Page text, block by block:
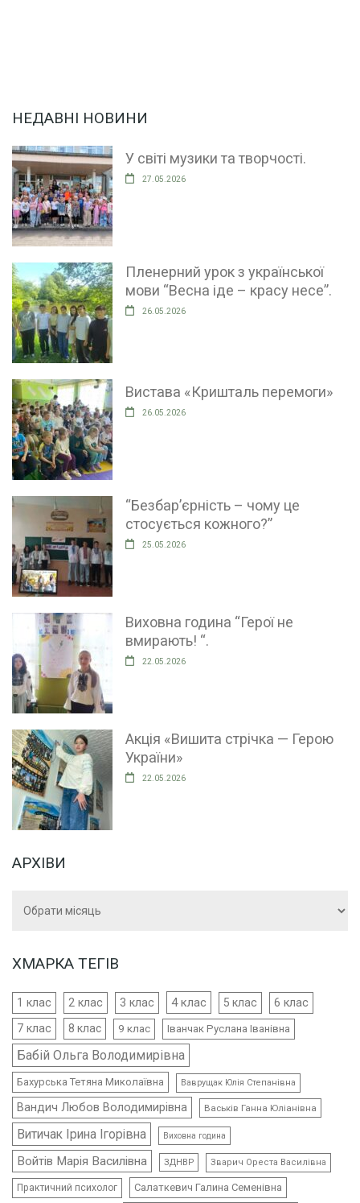
НЕДАВНІ НОВИНИ
У світі музики та творчості.
27.05.2026
Пленерний урок з української
мови “Весна іде – красу несе”.
26.05.2026
Вистава «Кришталь перемоги»
26.05.2026
“Безбар’єрність – чому це
стосується кожного?”
25.05.2026
Виховна година “Герої не
вмирають! “.
22.05.2026
Акція «Вишита стрічка — Герою
України»
22.05.2026
АРХІВИ
ХМАРКА ТЕГІВ
1 клас 2 клас 3 клас 4 клас 5 клас 6 клас
7 клас 8 клас 9 клас Іванчак Руслана Іванівна
Бабій Ольга Володимирівна
Бахурська Тетяна Миколаївна Ваврущак Юлія Степанівна
Вандич Любов Володимирівна Васьків Ганна Юліанівна
Витичак Ірина Ігорівна Виховна година
Войтів Марія Василівна ЗДНВР Зварич Ореста Василівна
Практичний психолог Салаткевич Галина Семенівна